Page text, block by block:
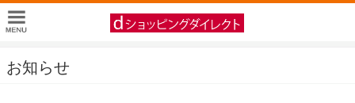
お知らせ